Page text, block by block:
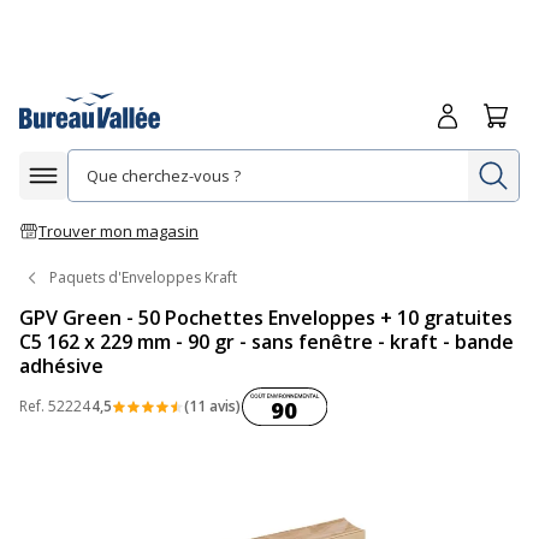
Afficher la navigation
Trouver mon magasin
Me
Paquets d'Enveloppes Kraft
GPV Green - 50 Pochettes Enveloppes + 10 gratuites
C5 162 x 229 mm - 90 gr - sans fenêtre - kraft - bande
adhésive
Ref. 522244,5 (11 avis)Coût environnemental :
90